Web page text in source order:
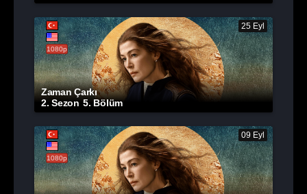
1080p
25 Eyl
Zaman Çarkı
2. Sezon 5. Bölüm
1080p
09 Eyl